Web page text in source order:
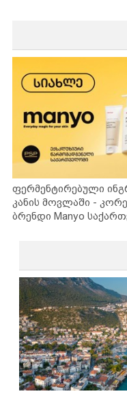
ფერმენტირებული
კანის მოვლაში -
ბრენდი Manyo